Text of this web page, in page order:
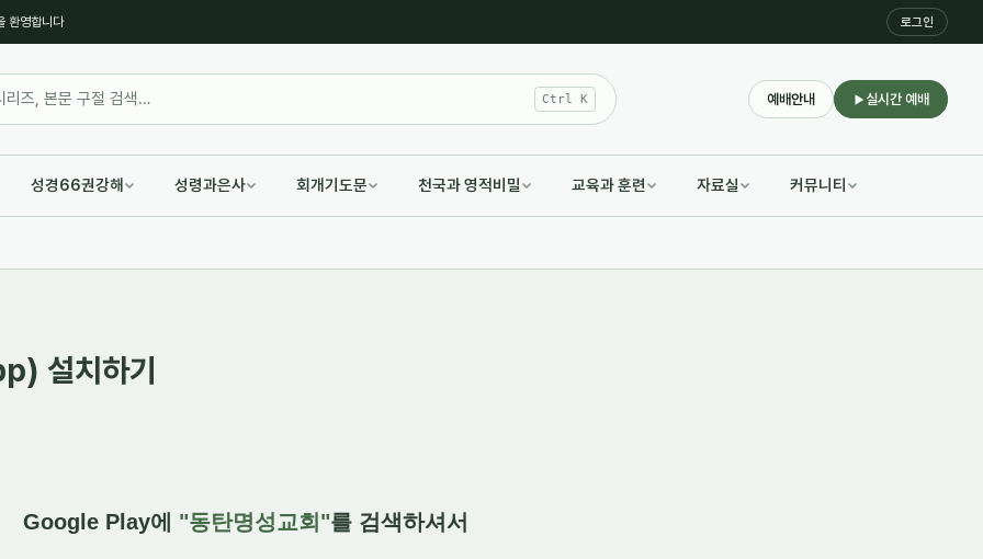
환영합니다 로그인
Ctrl K 예배안내 실시간 예배
성경66권강해 성령과은사 회개기도문 천국과 영적비밀 교육과 훈련 자료실 커뮤니티
설치하기
Google Play에 "동탄명성교회"를 검색하셔서